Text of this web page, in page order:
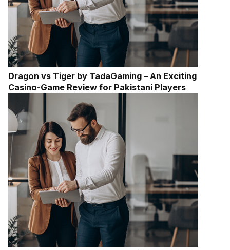
Dragon vs Tiger by TadaGaming – An Exciting
Casino-Game Review for Pakistani Players